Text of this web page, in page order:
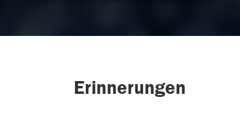
Erinnerungen